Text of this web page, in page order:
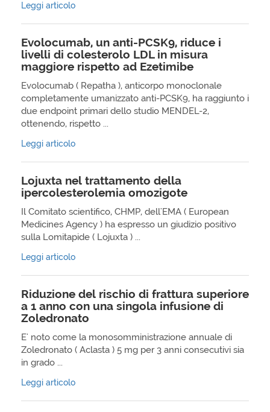
Leggi articolo
Evolocumab, un anti-PCSK9, riduce i
livelli di colesterolo LDL in misura
maggiore rispetto ad Ezetimibe
Evolocumab ( Repatha ), anticorpo monoclonale
completamente umanizzato anti-PCSK9, ha raggiunto i
due endpoint primari dello studio MENDEL-2,
ottenendo, rispetto ...
Leggi articolo
Lojuxta nel trattamento della
ipercolesterolemia omozigote
Il Comitato scientifico, CHMP, dell'EMA ( European
Medicines Agency ) ha espresso un giudizio positivo
sulla Lomitapide ( Lojuxta ) ...
Leggi articolo
Riduzione del rischio di frattura superiore
a 1 anno con una singola infusione di
Zoledronato
E' noto come la monosomministrazione annuale di
Zoledronato ( Aclasta ) 5 mg per 3 anni consecutivi sia
in grado ...
Leggi articolo